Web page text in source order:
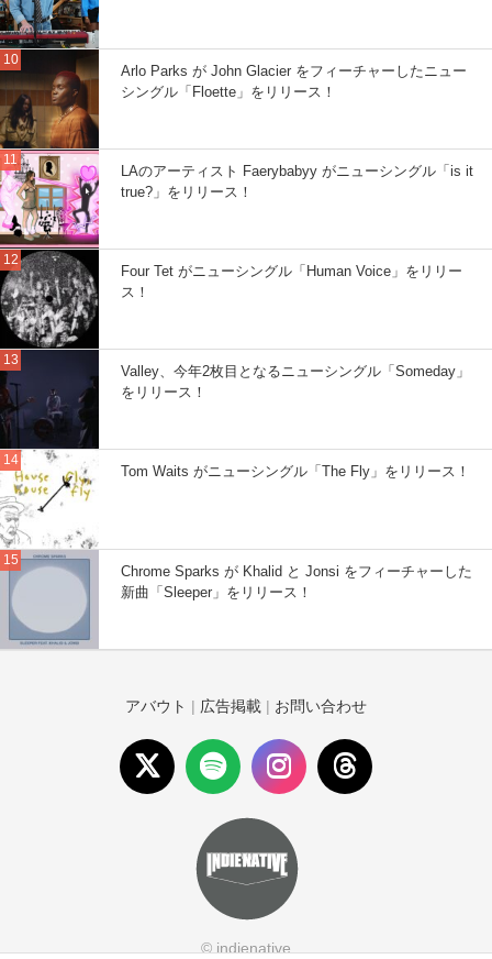
Arlo Parks が John Glacier をフィーチャーしたニュー
シングル「Floette」をリリース！
LAのアーティスト Faerybabyy がニューシングル「is it
true?」をリリース！
Four Tet がニューシングル「Human Voice」をリリー
ス！
Valley、今年2枚目となるニューシングル「Someday」
をリリース！
Tom Waits がニューシングル「The Fly」をリリース！
Chrome Sparks が Khalid と Jonsi をフィーチャーした
新曲「Sleeper」をリリース！
アバウト | 広告掲載 | お問い合わせ
© indienative